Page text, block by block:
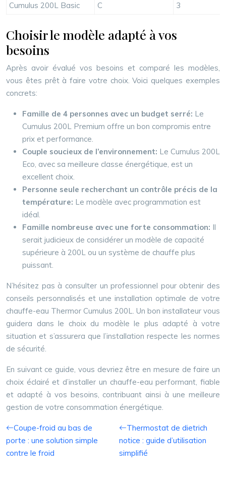
Cumulus 200L Basic
C 3
Choisir le modèle adapté à vos
besoins
Après avoir évalué vos besoins et comparé les modèles,
vous êtes prêt à faire votre choix. Voici quelques exemples
concrets:
Famille de 4 personnes avec un budget serré: Le
Cumulus 200L Premium offre un bon compromis entre
prix et performance.
Couple soucieux de l’environnement: Le Cumulus 200L
Eco, avec sa meilleure classe énergétique, est un
excellent choix.
Personne seule recherchant un contrôle précis de la
température: Le modèle avec programmation est
idéal.
Famille nombreuse avec une forte consommation: Il
serait judicieux de considérer un modèle de capacité
supérieure à 200L ou un système de chauffe plus
puissant.
N’hésitez pas à consulter un professionnel pour obtenir des
conseils personnalisés et une installation optimale de votre
chauffe-eau Thermor Cumulus 200L. Un bon installateur vous
guidera dans le choix du modèle le plus adapté à votre
situation et s’assurera que l’installation respecte les normes
de sécurité.
En suivant ce guide, vous devriez être en mesure de faire un
choix éclairé et d’installer un chauffe-eau performant, fiable
et adapté à vos besoins, contribuant ainsi à une meilleure
gestion de votre consommation énergétique.
Coupe-froid au bas de
porte : une solution simple
contre le froid
Thermostat de dietrich
notice : guide d’utilisation
simplifié